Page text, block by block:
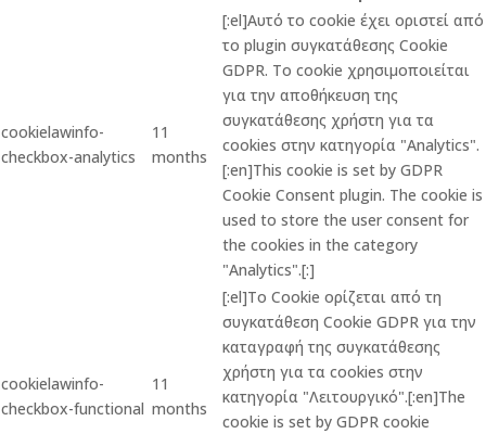
cookielawinfo-
checkbox-analytics
11
months
[:el]Αυτό το cookie έχει οριστεί από
το plugin συγκατάθεσης Cookie
GDPR. Το cookie χρησιμοποιείται
για την αποθήκευση της
συγκατάθεσης χρήστη για τα
cookies στην κατηγορία "Analytics".
[:en]This cookie is set by GDPR
Cookie Consent plugin. The cookie is
used to store the user consent for
the cookies in the category
"Analytics".[:]
cookielawinfo-
checkbox-functional
11
months
[:el]Το Cookie ορίζεται από τη
συγκατάθεση Cookie GDPR για την
καταγραφή της συγκατάθεσης
χρήστη για τα cookies στην
κατηγορία "Λειτουργικό".[:en]The
cookie is set by GDPR cookie